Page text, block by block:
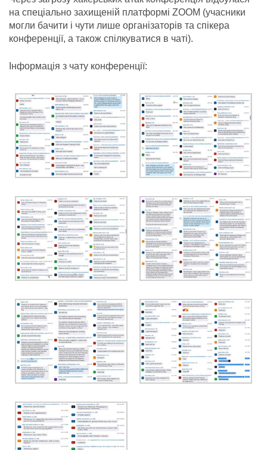
на спеціально захищеній платформі ZOOM (учасники
могли бачити і чути лише організаторів та спікера
конференції, а також спілкуватися в чаті).
Інформація з чату конференції: